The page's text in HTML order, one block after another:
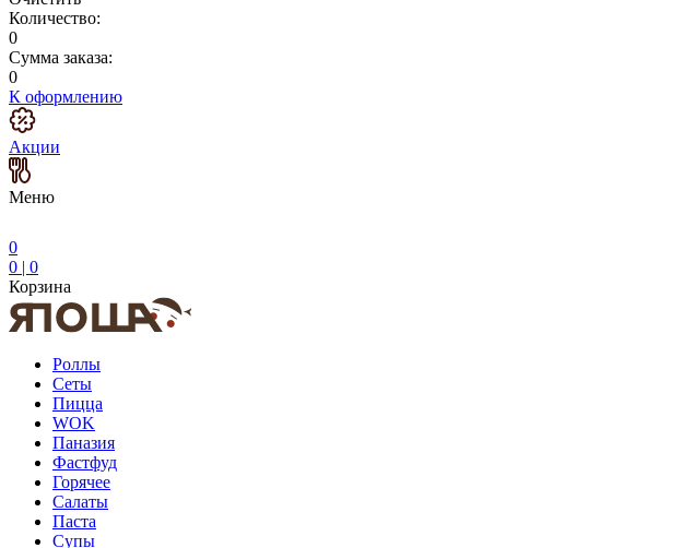
Количество:
0
Сумма заказа:
0
К оформлению
Акции
Меню
0
0 | 0
Корзина
Роллы
Сеты
Пицца
WOK
Паназия
Фастфуд
Горячее
Салаты
Паста
Супы